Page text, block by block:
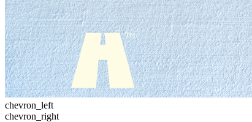
chevron_left
chevron_right